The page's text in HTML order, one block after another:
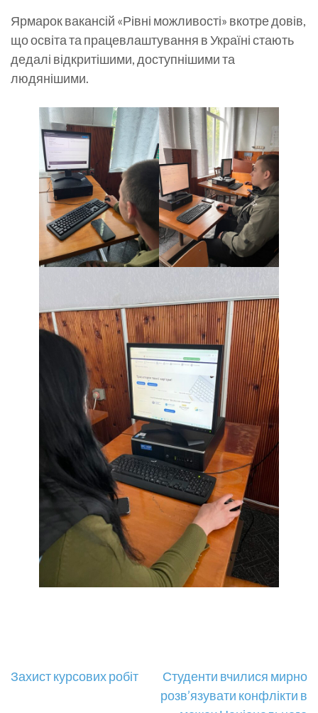
Ярмарок вакансій «Рівні можливості» вкотре довів,
що освіта та працевлаштування в Україні стають
дедалі відкритішими, доступнішими та
людянішими.
Навігація
Захист курсових робіт
Студенти вчилися мирно
розв’язувати конфлікти в